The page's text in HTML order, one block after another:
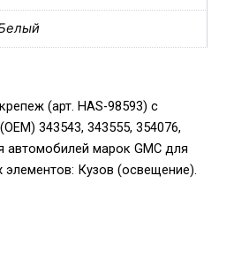
(арт. HAS-98593) с
343543, 343555, 354076,
автомобилей марок GMC для
Кузов (освещение).